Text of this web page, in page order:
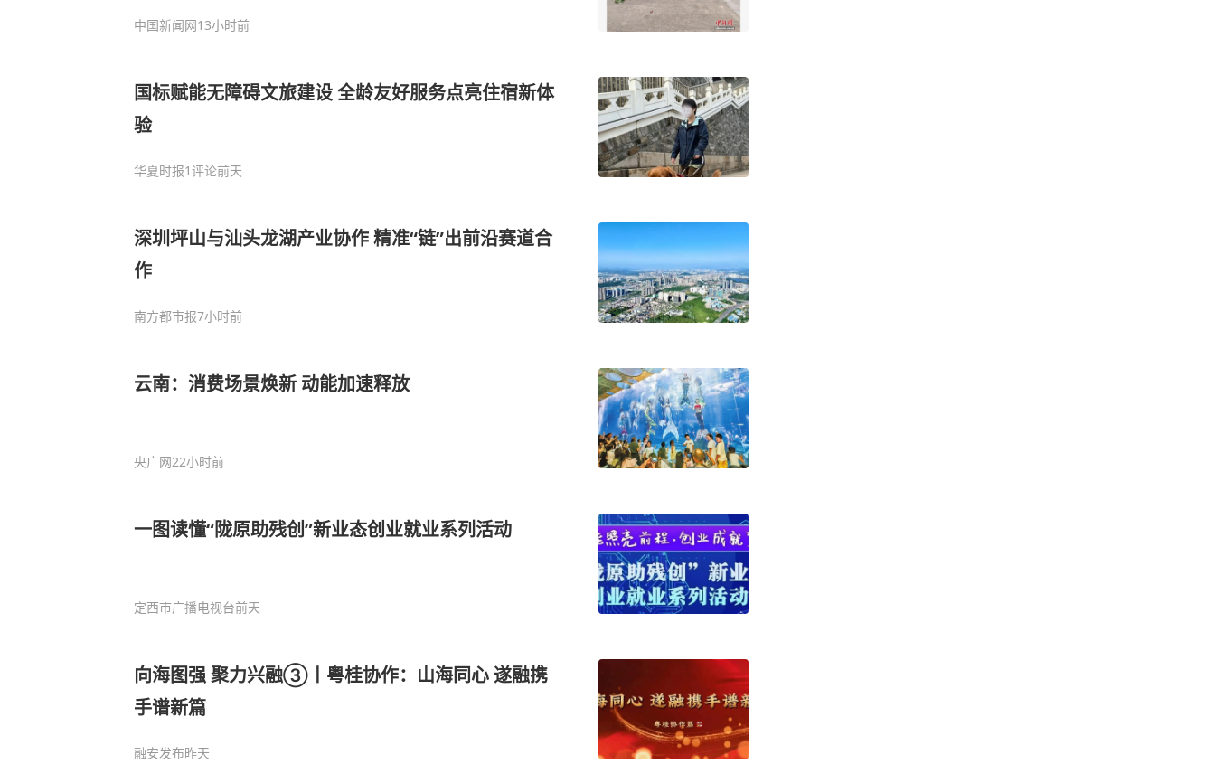
中国新闻网13小时前
国标赋能无障碍文旅建设 全龄友好服务点亮住宿新体
验
华夏时报1评论前天
深圳坪山与汕头龙湖产业协作 精准“链”出前沿赛道合
作
南方都市报7小时前
云南：消费场景焕新 动能加速释放
央广网22小时前
一图读懂“陇原助残创”新业态创业就业系列活动
定西市广播电视台前天
向海图强 聚力兴融③丨粤桂协作：山海同心 遂融携
手谱新篇
融安发布昨天